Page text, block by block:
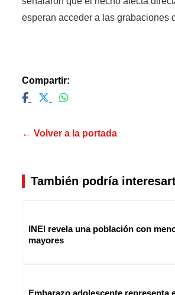
esperan acceder a las grabaciones
Compartir:
← Volver a la portada
También podría
INEI revela una población con
mayores